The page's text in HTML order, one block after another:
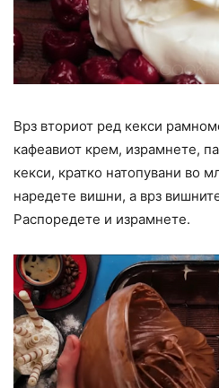
Врз вториот ред кекси
кафеавиот крем, израмнете,
кекси, кратко натопувани во
наредете вишни, а врз
Распоредете и израмнете.